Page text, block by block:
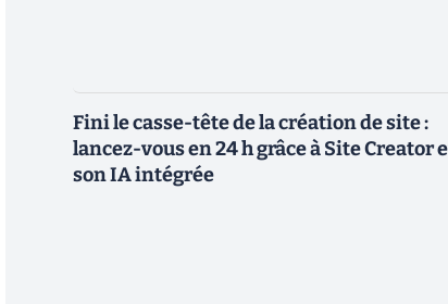
Fini le casse-tête de la création de site :
lancez-vous en 24 h grâce à Site Creator
son IA intégrée